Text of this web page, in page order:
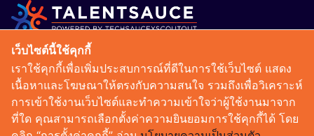
บริษัท เทคซอส มีเดีย จำกัด
101 ทรู ดิจิทัล พาร์ค อาคาร กริฟฟิน ชั้น 14 ห้อง 1401
ถนนสุขุมวิท แขวงบางจาก เขตพระโขนง กรุงเทพมหานคร
10260
talentsauce@techsauce.co
02-001-5375
เว็บไซต์นี้ใช้คุกกี้
เราใช้คุกกี้เพื่อเพิ่มประสบการณ์ที่ดีในการใช้เว็บไซต์ แสดง
เนื้อหาและโฆษณาให้ตรงกับความสนใจ รวมถึงเพื่อวิเคราะห์
การเข้าใช้งานเว็บไซต์และทำความเข้าใจว่าผู้ใช้งานมาจาก
ที่ใด คุณสามารถเลือกตั้งค่าความยินยอมการใช้คุกกี้ได้ โดย